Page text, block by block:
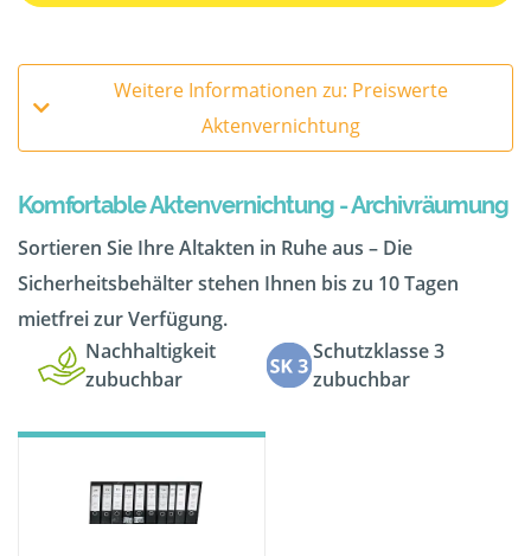
Weitere Informationen zu: Preiswerte
Aktenvernichtung
Komfortable Aktenvernichtung - Archivräumung
Sortieren Sie Ihre Altakten in Ruhe aus – Die
Sicherheitsbehälter stehen Ihnen bis zu 10 Tagen
mietfrei zur Verfügung.
Nachhaltigkeit
zubuchbar
Schutzklasse 3
zubuchbar